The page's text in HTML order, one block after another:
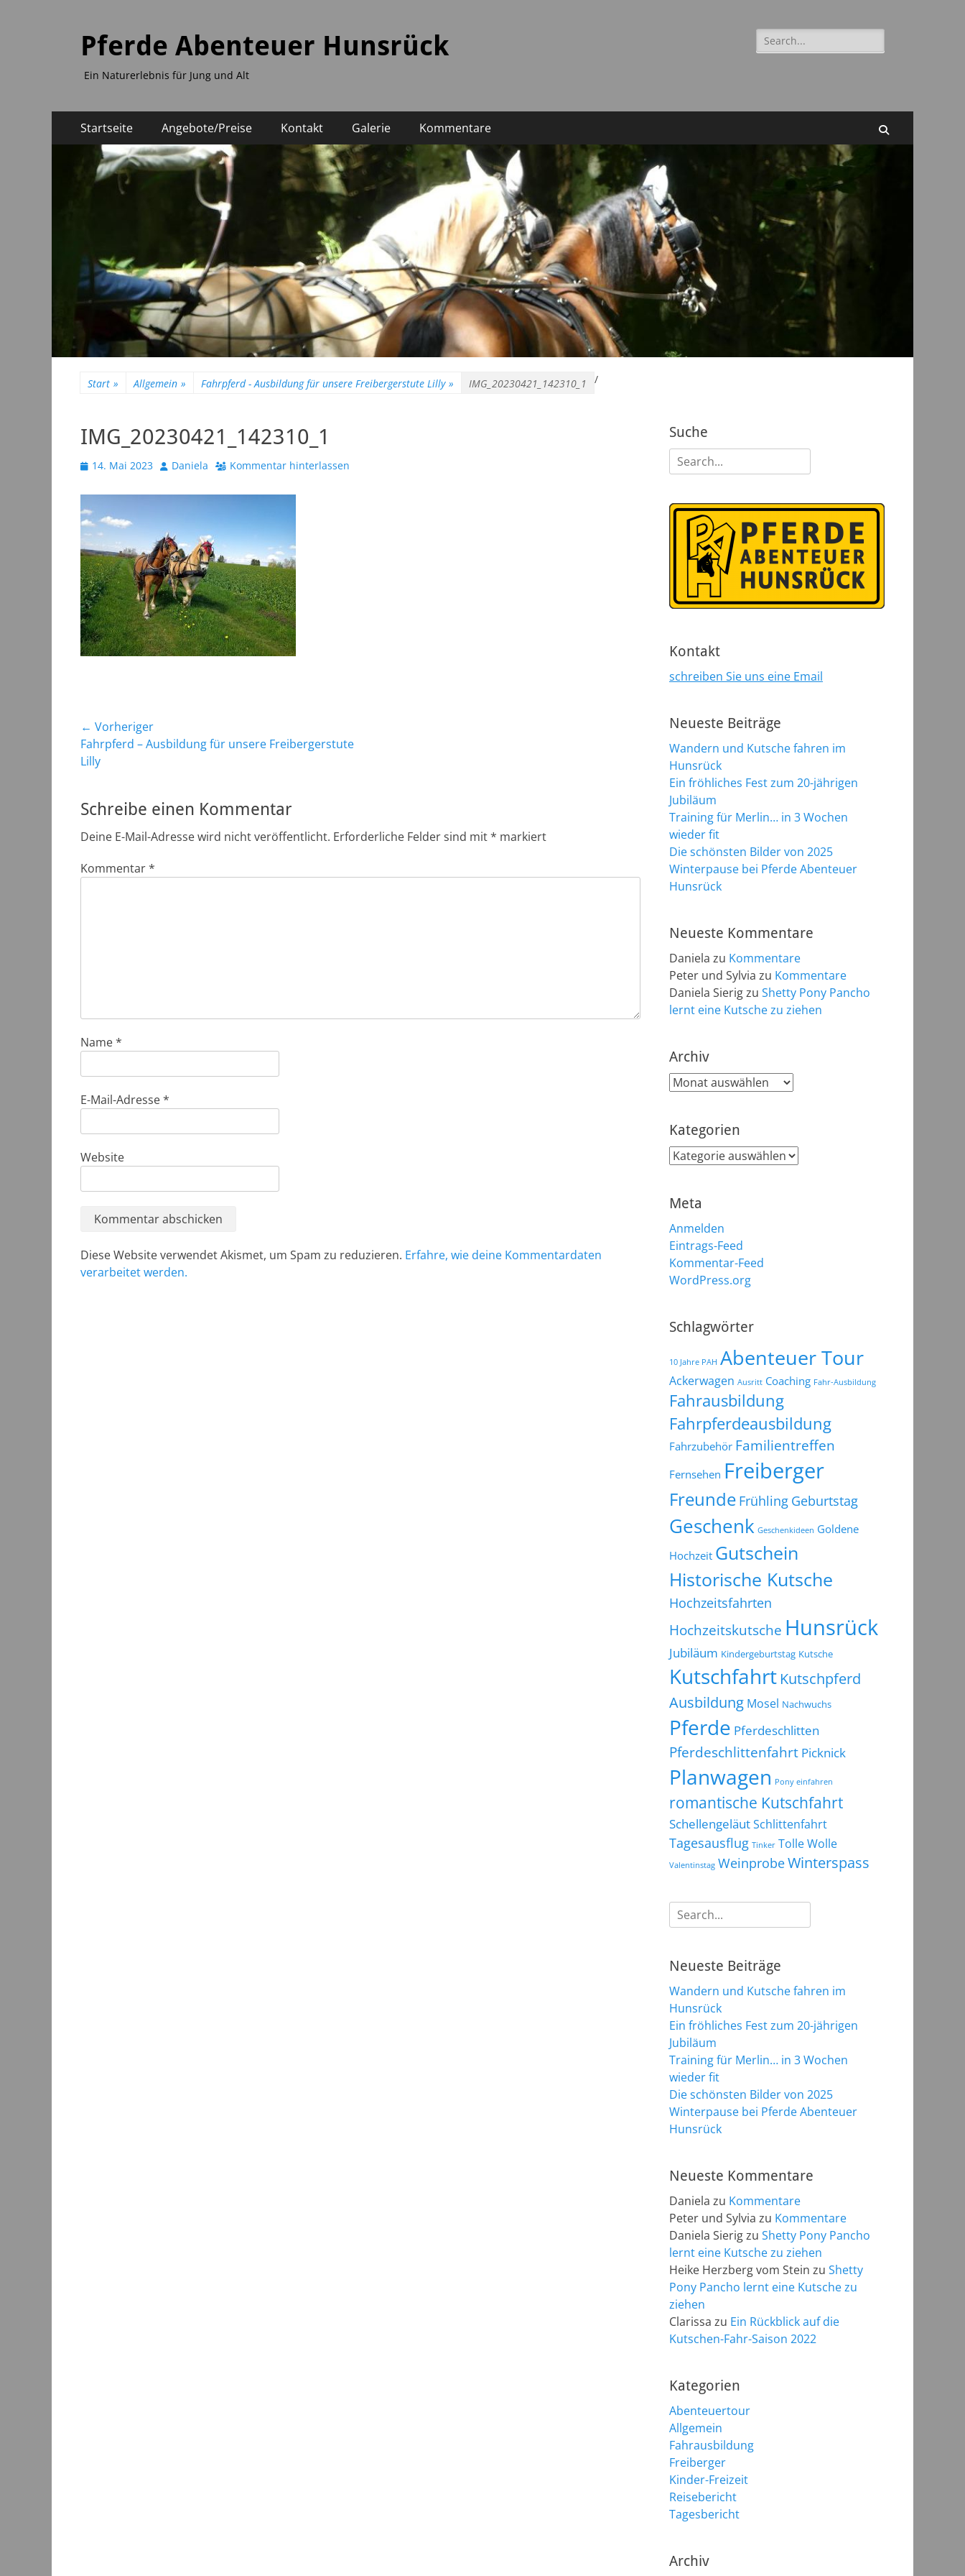
Pferde Abenteuer Hunsrück
Ein Naturerlebnis für Jung und Alt
Suchen
nach:
Primäres
Menü
Inhalt
springen
Startseite Angebote/Preise Kontakt Galerie Kommentare
Start » Allgemein » /
Fahrpferd - Ausbildung für unsere Freibergerstute Lilly » IMG_20230421_142310_1
IMG_20230421_142310_1
Veröffentlicht
14. Mai 2023 AutorDaniela Kommentar hinterlassen
Beitragsnavigation
← Vorheriger
Vorheriger
Beitrag:
Fahrpferd – Ausbildung für unsere Freibergerstute
Lilly
Schreibe einen Kommentar
Deine E-Mail-Adresse wird nicht veröffentlicht. Erforderliche Felder sind mit* markiert
Kommentar*
Name*
E-Mail-Adresse*
Website
Diese Website verwendet Akismet, um Spam zu reduzieren. Erfahre, wie deine Kommentardaten
verarbeitet werden.
Suche
Suchen
nach:
Kontakt
schreiben Sie uns eine Email
Neueste Beiträge
Wandern und Kutsche fahren im
Hunsrück
Ein fröhliches Fest zum 20-jährigen
Jubiläum
Training für Merlin… in 3 Wochen
wieder fit
Die schönsten Bilder von 2025
Winterpause bei Pferde Abenteuer
Hunsrück
Neueste Kommentare
Daniela zu Kommentare
Peter und Sylvia zu Kommentare
Daniela Sierigzu Shetty Pony Pancho
lernt eine Kutsche zu ziehen
Archiv
Archiv
Kategorien
Kategorien
Meta
Anmelden
Eintrags-Feed
Kommentar-Feed
WordPress.org
Schlagwörter
10 Jahre PAH Abenteuer Tour
Ackerwagen Ausritt Coaching Fahr-Ausbildung
Fahrausbildung
Fahrpferdeausbildung
Fahrzubehör Familientreffen
Fernsehen Freiberger
Freunde Frühling Geburtstag
Geschenk Geschenkideen Goldene
Hochzeit Gutschein
Historische Kutsche
Hochzeitsfahrten
Hochzeitskutsche Hunsrück
Jubiläum Kindergeburtstag Kutsche
Kutschfahrt Kutschpferd
Ausbildung Mosel Nachwuchs
Pferde Pferdeschlitten
Pferdeschlittenfahrt Picknick
Planwagen Pony einfahren
romantische Kutschfahrt
SchellengeläutSchlittenfahrt
Tagesausflug Tinker Tolle Wolle
Valentinstag WeinprobeWinterspass
Suchen
nach:
Neueste Beiträge
Wandern und Kutsche fahren im
Hunsrück
Ein fröhliches Fest zum 20-jährigen
Jubiläum
Training für Merlin… in 3 Wochen
wieder fit
Die schönsten Bilder von 2025
Winterpause bei Pferde Abenteuer
Hunsrück
Neueste Kommentare
Daniela zu Kommentare
Peter und Sylvia zu Kommentare
Daniela Sierigzu Shetty Pony Pancho
lernt eine Kutsche zu ziehen
Heike Herzberg vom Stein zu Shetty
Pony Pancho lernt eine Kutsche zu
ziehen
Clarissa zu Ein Rückblick auf die
Kutschen-Fahr-Saison 2022
Kategorien
Abenteuertour
Allgemein
Fahrausbildung
Freiberger
Kinder-Freizeit
Reisebericht
Tagesbericht
Archiv